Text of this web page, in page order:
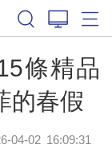
條精品
的春假
04-02 16:09:31